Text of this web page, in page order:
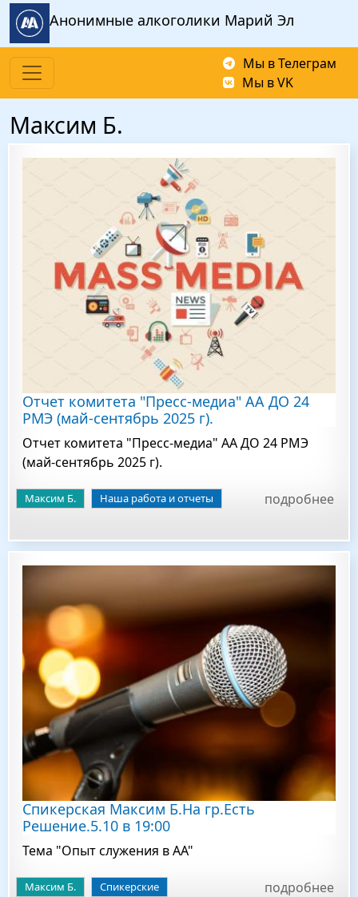
Перейти к основному содержанию
Анонимные алкоголики Марий Эл
Мы в Телеграм
Мы в VK
Максим Б.
Отчет комитета "Пресс-медиа" АА ДО 24
РМЭ (май-сентябрь 2025 г).
Отчет комитета "Пресс-медиа" АА ДО 24 РМЭ
(май-сентябрь 2025 г).
Максим Б. Наша работа и отчеты подробнее
Спикерская Максим Б.На гр.Есть
Решение.5.10 в 19:00
Тема "Опыт служения в АА"
Максим Б. Спикерские подробнее